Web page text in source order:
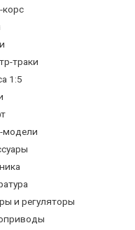
траки
1:5
модели
и регуляторы